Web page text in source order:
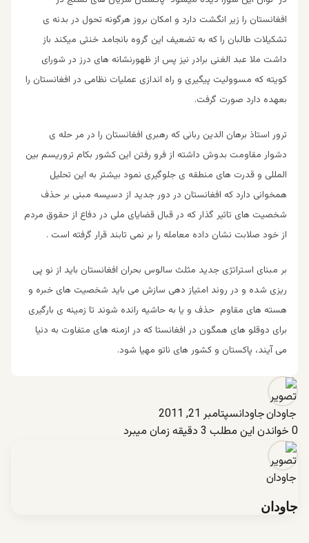
افغانستان را زیر انگشت دارد و امکان بروز هرگونه تحول در بدنه ی
تشكيلات طالبان را که به تضعیف این گروه بانجامد خنثی میکند باز
داشت ملا عبد الغنی برادر نیز پس از ظهورنشانه های درز در شورای
کویته که مسوولیت پیگیری و راه اندازی عملیات نظامی در افغانستان را
بعهده دارد صورت گرفت.
ترور استاذ برهان الدین ربانی که رهبری افغانستان را در مر حله ی
دشوار مقاومت بدوش داشته از فرو رفتن این کشور بکام تروریسم بین
المللی و قدرت های منطقه ی جلوگیری نمود بیشتر به این تحلیل
همخوانی دارد که افغانستان در دور جدید از دسیسه مبنی بر حذف
شخصیت های تاثیر گذار که در قبال قضایای ملی در دفاع از حقوق مردم
از خود صلابت نشان داده معامله را بر نمی تابند قرار گرفته است .
بر مبنای استراتژی جدید مثلث سالوس بحران افغانستان باید از نو پی
ریزی شده و در روند امتیاز دهی سازش می باید شخصیت های خبره و
هسته های مقاوم حذف و یا به حاشیه رانده شوند تا زمینه ی بارگیری
برای دوقلو های همگون در افغانستا که در ازمنه های متفاوت به دنیا
می آیند، پاکستان و کشور های ناتو مهیا شود.
جاودانسپتامبر 21, 2011
0 خواندن این مطلب 3 دقیقه زمان میبرد
جاودان